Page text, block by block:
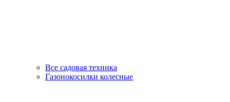
Все садовая техника
Газонокосилки колесные